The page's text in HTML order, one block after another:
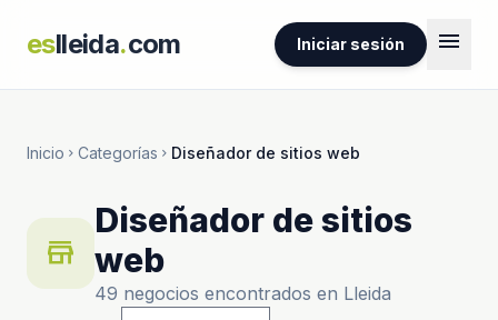
eslleida.com Iniciar sesión menu
Inicio chevron_right Categorías chevron_right Diseñador de sitios web
store
Diseñador de sitios
web
49 negocios encontrados en Lleida